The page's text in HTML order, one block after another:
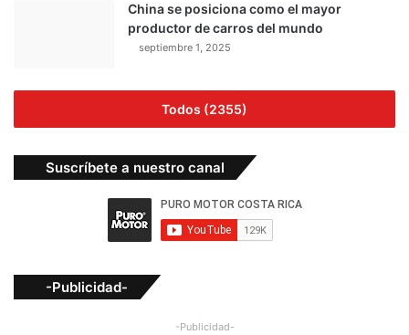
China se posiciona como el mayor
productor de carros del mundo
septiembre 1, 2025
Todos (2355)
Suscríbete a nuestro canal
-Publicidad-
-Publicidad-